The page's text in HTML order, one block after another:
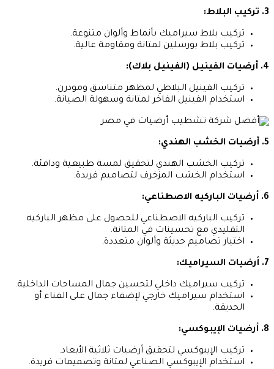
تركيب بلاط سيراميك بأنماط وألوان متنوعة.
تركيب بلاط بورسلين لمتانة ومقاومة عالية.
4. أرضيات الفينيل (الفينيل بلاك):
تركيب الفينيل البلاطي لمظهر متناسق ومودرن.
استخدام الفينيل الفاخر لمتانة وسهولة الصيانة.
تركيب الخشب الهندي لتحقيق لمسة طبيعية ودافئة.
استخدام الخشب المزخرف لتصاميم فريدة.
6. أرضيات الباركيه الاصطناعي:
تركيب الباركيه الاصطناعي للحصول على مظهر الباركيه
التقليدي مع تحسينات في المتانة.
اختيار تصاميم حديثة وألوان متعددة.
تركيب سيراميك داخلي لتحسين جمال المساحات الداخلية.
استخدام سيراميك خارجي لإضفاء جمال على الفناء أو
الحديقة.
8. أرضيات الإيبوكسي:
تركيب الإيبوكسي لتحقيق أرضيات ثلاثية الأبعاد.
استخدام الإيبوكسي الصناعي لمتانة وتصميمات فريدة.